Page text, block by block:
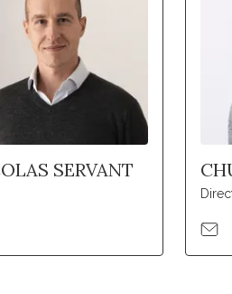
SERVANT